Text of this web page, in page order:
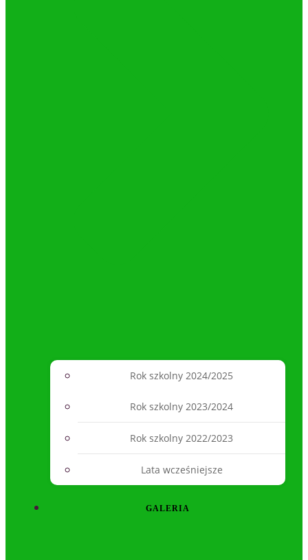
Rok szkolny 2024/2025
Rok szkolny 2023/2024
Rok szkolny 2022/2023
Lata wcześniejsze
GALERIA